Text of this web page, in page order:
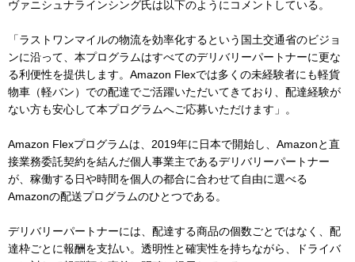
ヴァニシュナラインシング氏は以下のようにコメントしている。
「ラストワンマイルの物流を効率化するという国土交通省のビジョ
ンに沿って、本プログラムはすべてのデリバリーパートナーに更な
る利便性を提供します。Amazon Flexでは多くの未経験者にも軽貨
物車（軽バン）での配達でご活躍いただいてきており、配達経験が
ない方も安心して本プログラムへご応募いただけます」。
Amazon Flexプログラムは、2019年に日本で開始し、Amazonと直
接業務委託契約を結んだ個人事業主であるデリバリーパートナー
が、稼働する日や時間を個人の都合に合わせて自由に選べる
Amazonの配送プログラムのひとつである。
デリバリーパートナーには、配達する商品の個数ごとではなく、配
達枠ごとに報酬を支払い。透明性と確実性を持ちながら、ドライバ